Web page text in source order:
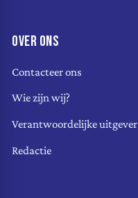
OVER ONS
Contacteer ons
Wie zijn wij?
Verantwoordelijke uitgever
Redactie